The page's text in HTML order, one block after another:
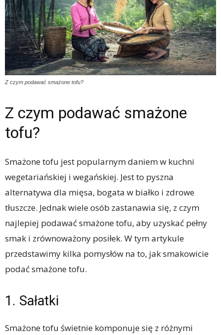
Z czym podawać smażone tofu?
Z czym podawać smażone
tofu?
Smażone tofu jest popularnym daniem w kuchni
wegetariańskiej i wegańskiej. Jest to pyszna
alternatywa dla mięsa, bogata w białko i zdrowe
tłuszcze. Jednak wiele osób zastanawia się, z czym
najlepiej podawać smażone tofu, aby uzyskać pełny
smak i zrównoważony posiłek. W tym artykule
przedstawimy kilka pomysłów na to, jak smakowicie
podać smażone tofu.
1. Sałatki
Smażone tofu świetnie komponuje się z różnymi